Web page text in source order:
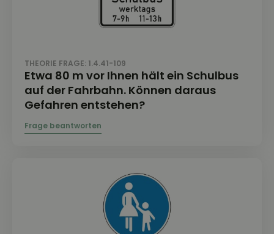
THEORIE FRAGE: 1.4.41-109
Etwa 80 m vor Ihnen hält ein Schulbus
auf der Fahrbahn. Können daraus
Gefahren entstehen?